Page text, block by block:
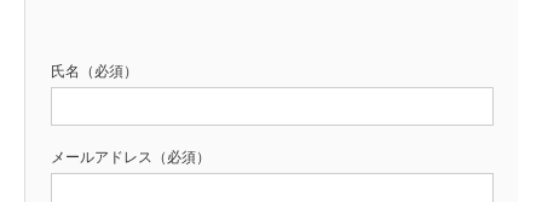
氏名（必須）
メールアドレス（必須）